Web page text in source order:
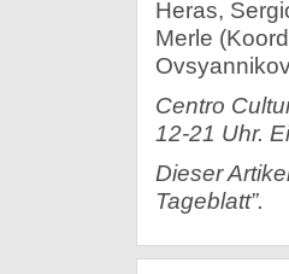
Heras,
Merle
Centro
12-21 Uhr.
Dieser
Tageblatt”.